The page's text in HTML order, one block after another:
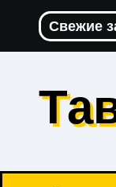
Перейти
содержимому
Свежие